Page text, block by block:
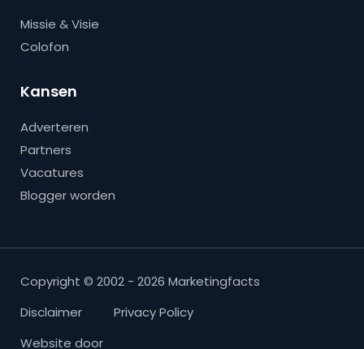
Missie & Visie
Colofon
Kansen
Adverteren
Partners
Vacatures
Blogger worden
Copyright © 2002 - 2026 Marketingfacts
Disclaimer
Privacy Policy
Website door